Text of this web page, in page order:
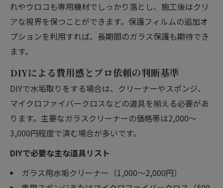
れやウロコも専用機材でしっかり落とし、施工後はクリ
アな視界を保つことができます。保護フィルムの追加オ
プションを利用すれば、長期間のガラス保護も期待でき
ます。
DIYによる費用感とプロ依頼の判断基準
DIYで水垢取りをする場合は、クリーナーやスポンジ、
マイクロファイバークロスなどの道具を揃える必要があ
ります。主要なガラスクリーナーの価格帯は2,000〜
3,000円程度で済む場合が多いです。
DIYで必要な主な道具リスト
ガラス用水垢クリーナー（1,000〜2,000円）